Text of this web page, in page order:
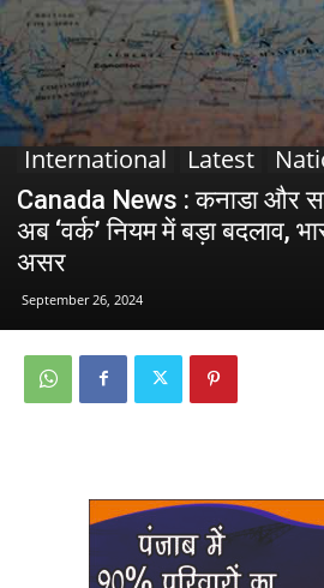
International Latest
Canada News : कनाडा और
अब ‘वर्क’ नियम में बड़ा बदलाव,
असर
September 26, 2024